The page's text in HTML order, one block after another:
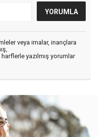
veya imalar, inançlara
yazılmış yorumlar